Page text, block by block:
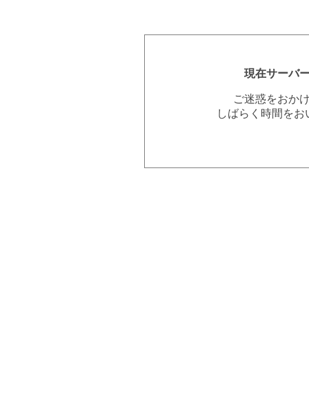
現在サーバ
ご迷惑をおか
しばらく時間を